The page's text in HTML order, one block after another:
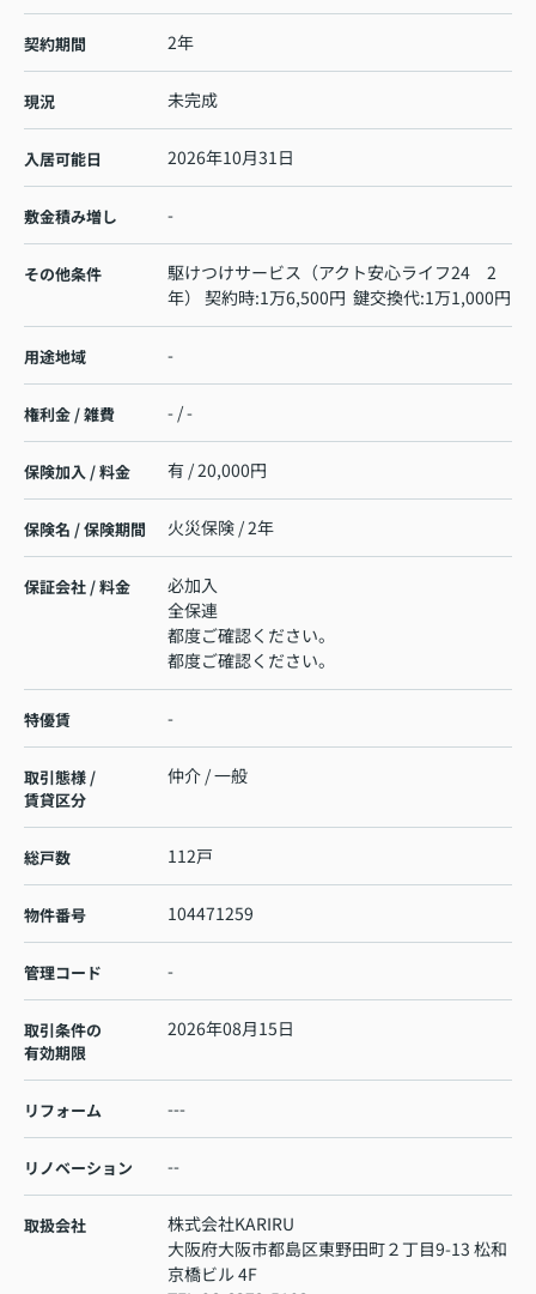
契約期間 2年
現況 未完成
入居可能日 2026年10月31日
敷金積み増し -
その他条件
駆けつけサービス（アクト安心ライフ24 2
年） 契約時:1万6,500円 鍵交換代:1万1,000円
用途地域 -
権利金 / 雑費 - / -
保険加入 / 料金 有 / 20,000円
保険名 / 保険期間 火災保険 / 2年
保証会社 / 料金
必加入
全保連
都度ご確認ください。
都度ご確認ください。
特優賃 -
取引態様 /
賃貸区分
仲介 / 一般
総戸数 112戸
物件番号 104471259
管理コード -
取引条件の
有効期限
2026年08月15日
リフォーム ---
リノベーション --
取扱会社
株式会社KARIRU
大阪府大阪市都島区東野田町２丁目9-13 松和
京橋ビル 4F